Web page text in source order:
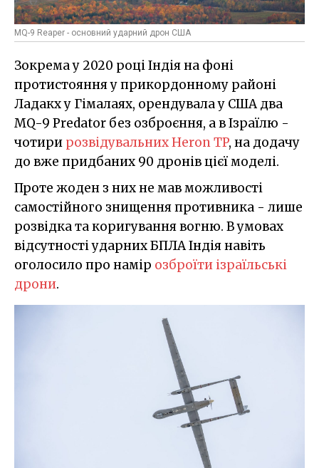
MQ-9 Reaper - основний ударний дрон США
Зокрема у 2020 році Індія на фоні
протистояння у прикордонному районі
Ладакх у Гімалаях, орендувала у США два
MQ-9 Predator без озброєння, а в Ізраїлю -
чотири розвідувальних Heron TP, на додачу
до вже придбаних 90 дронів цієї моделі.
Проте жоден з них не мав можливості
самостійного знищення противника - лише
розвідка та коригування вогню. В умовах
відсутності ударних БПЛА Індія навіть
оголосило про намір озброїти ізраїльські
дрони.